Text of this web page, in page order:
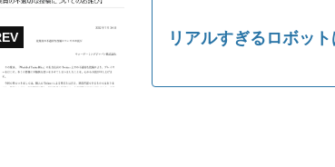
リアルすぎるロボッ